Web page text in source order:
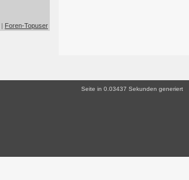
| Foren-Topuser
Seite in 0.03437 Sekunden generiert